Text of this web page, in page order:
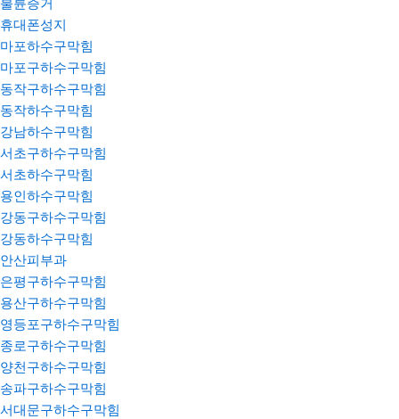
불륜증거
휴대폰성지
마포하수구막힘
마포구하수구막힘
동작구하수구막힘
동작하수구막힘
강남하수구막힘
서초구하수구막힘
서초하수구막힘
용인하수구막힘
강동구하수구막힘
강동하수구막힘
안산피부과
은평구하수구막힘
용산구하수구막힘
영등포구하수구막힘
종로구하수구막힘
양천구하수구막힘
송파구하수구막힘
서대문구하수구막힘